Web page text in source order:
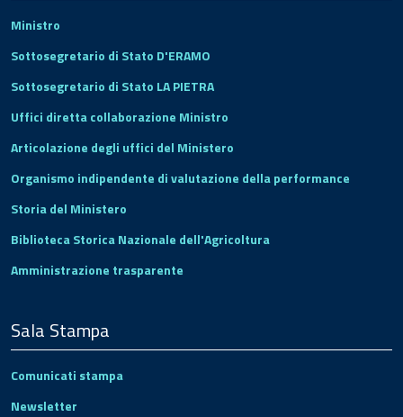
Ministro
Sottosegretario di Stato D'ERAMO
Sottosegretario di Stato LA PIETRA
Uffici diretta collaborazione Ministro
Articolazione degli uffici del Ministero
Organismo indipendente di valutazione della performance
Storia del Ministero
Biblioteca Storica Nazionale dell'Agricoltura
Amministrazione trasparente
Sala Stampa
Comunicati stampa
Newsletter